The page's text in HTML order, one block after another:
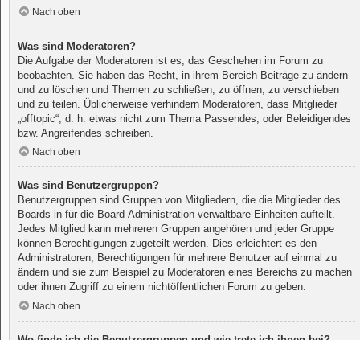
Nach oben
Was sind Moderatoren?
Die Aufgabe der Moderatoren ist es, das Geschehen im Forum zu
beobachten. Sie haben das Recht, in ihrem Bereich Beiträge zu ändern
und zu löschen und Themen zu schließen, zu öffnen, zu verschieben
und zu teilen. Üblicherweise verhindern Moderatoren, dass Mitglieder
„offtopic“, d. h. etwas nicht zum Thema Passendes, oder Beleidigendes
bzw. Angreifendes schreiben.
Nach oben
Was sind Benutzergruppen?
Benutzergruppen sind Gruppen von Mitgliedern, die die Mitglieder des
Boards in für die Board-Administration verwaltbare Einheiten aufteilt.
Jedes Mitglied kann mehreren Gruppen angehören und jeder Gruppe
können Berechtigungen zugeteilt werden. Dies erleichtert es den
Administratoren, Berechtigungen für mehrere Benutzer auf einmal zu
ändern und sie zum Beispiel zu Moderatoren eines Bereichs zu machen
oder ihnen Zugriff zu einem nichtöffentlichen Forum zu geben.
Nach oben